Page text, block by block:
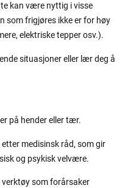
kan være nyttig i visse
som frigjøres ikke er for høy
elektriske tepper osv.).
situasjoner eller lær deg å
på hender eller tær.
medisinsk råd, som gir
og psykisk velvære.
verktøy som forårsaker